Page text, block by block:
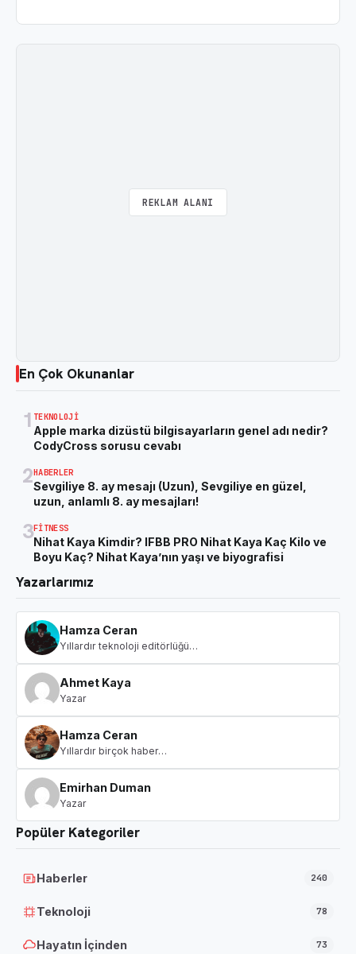
REKLAM ALANI
En Çok Okunanlar
1 TEKNOLOJI
Apple marka dizüstü bilgisayarların genel adı nedir?
CodyCross sorusu cevabı
2HABERLER
Sevgiliye 8. ay mesajı (Uzun), Sevgiliye en güzel,
uzun, anlamlı 8. ay mesajları!
3FITNESS
Nihat Kaya Kimdir? IFBB PRO Nihat Kaya Kaç Kilo ve
Boyu Kaç? Nihat Kaya’nın yaşı ve biyografisi
Yazarlarımız
Hamza Ceran
Yıllardır teknoloji editörlüğü…
Ahmet Kaya
Yazar
Hamza Ceran
Yıllardır birçok haber…
Emirhan Duman
Yazar
Popüler Kategoriler
Haberler 240
Teknoloji 78
Hayatın İçinden 73